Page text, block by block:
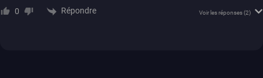
0 Répondre Voir les réponses(2)